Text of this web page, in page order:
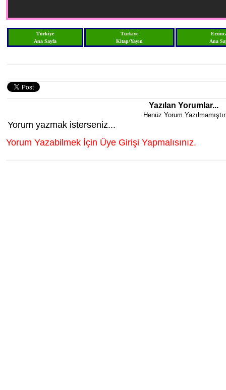
Türkiye
Ana Sayfa
Türkiye
Kitap/Yayın
Ana
Yazılan Yorumlar...
Henüz Yorum Yazılmamıştır
Yorum yazmak isterseniz...
Yorum Yazabilmek İçin Üye Girişi Yapmalısınız.